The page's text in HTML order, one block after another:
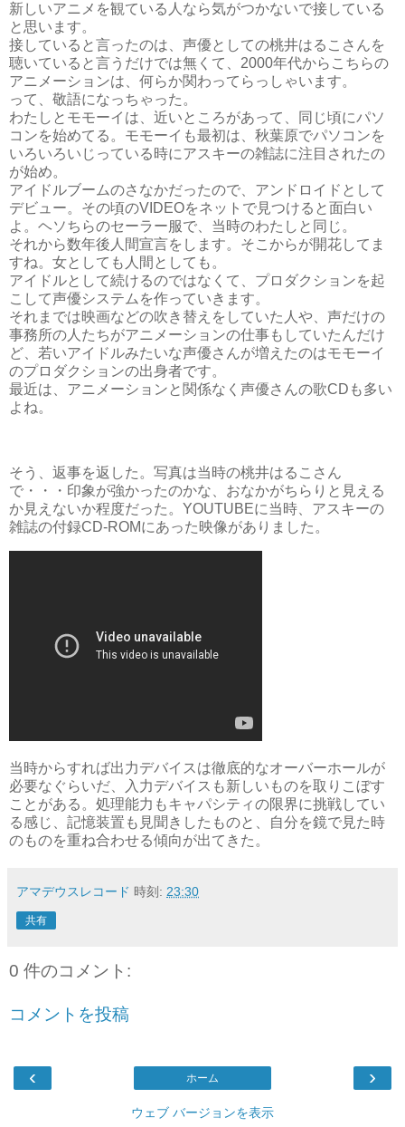
新しいアニメを観ている人なら気がつかないで接している
と思います。
接していると言ったのは、声優としての桃井はるこさんを
聴いていると言うだけでは無くて、2000年代からこちらの
アニメーションは、何らか関わってらっしゃいます。
って、敬語になっちゃった。
わたしとモモーイは、近いところがあって、同じ頃にパソ
コンを始めてる。モモーイも最初は、秋葉原でパソコンを
いろいろいじっている時にアスキーの雑誌に注目されたの
が始め。
アイドルブームのさなかだったので、アンドロイドとして
デビュー。その頃のVIDEOをネットで見つけると面白い
よ。ヘソちらのセーラー服で、当時のわたしと同じ。
それから数年後人間宣言をします。そこからが開花してま
すね。女としても人間としても。
アイドルとして続けるのではなくて、プロダクションを起
こして声優システムを作っていきます。
それまでは映画などの吹き替えをしていた人や、声だけの
事務所の人たちがアニメーションの仕事もしていたんだけ
ど、若いアイドルみたいな声優さんが増えたのはモモーイ
のプロダクションの出身者です。
最近は、アニメーションと関係なく声優さんの歌CDも多い
よね。
そう、返事を返した。写真は当時の桃井はるこさん
で・・・印象が強かったのかな、おなかがちらりと見える
か見えないか程度だった。YOUTUBEに当時、アスキーの
雑誌の付録CD-ROMにあった映像がありました。
当時からすれば出力デバイスは徹底的なオーバーホールが
必要なぐらいだ、入力デバイスも新しいものを取りこぼす
ことがある。処理能力もキャパシティの限界に挑戦してい
る感じ、記憶装置も見聞きしたものと、自分を鏡で見た時
のものを重ね合わせる傾向が出てきた。
アマデウスレコード 時刻: 23:30
共有
0 件のコメント:
コメントを投稿
‹ ›
ホーム
ウェブ バージョンを表示